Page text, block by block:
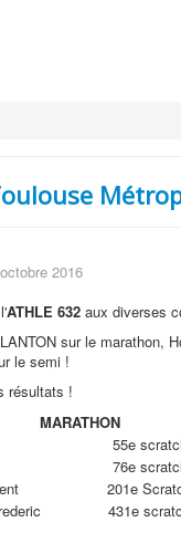
2016
ATHLE 632aux diverses
sur le marathon,
le semi !
résultats !
MARATHON
55e
76e
201e
431e